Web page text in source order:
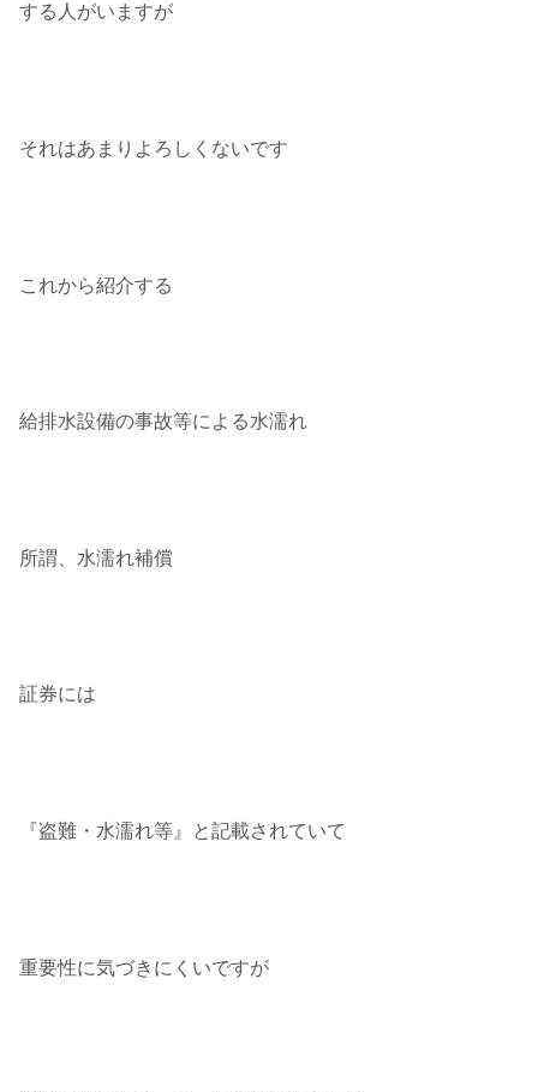
する人がいますが
それはあまりよろしくないです
これから紹介する
給排水設備の事故等による水濡れ
所謂、水濡れ補償
証券には
『盗難・水濡れ等』と記載されていて
重要性に気づきにくいですが